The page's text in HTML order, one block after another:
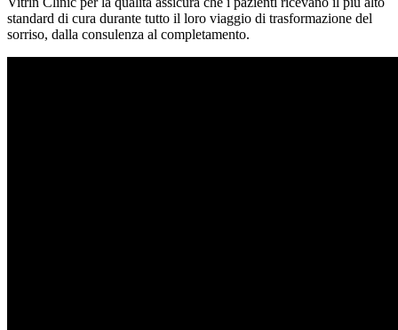
standard di cura durante tutto il loro viaggio di trasformazione del
sorriso, dalla consulenza al completamento.